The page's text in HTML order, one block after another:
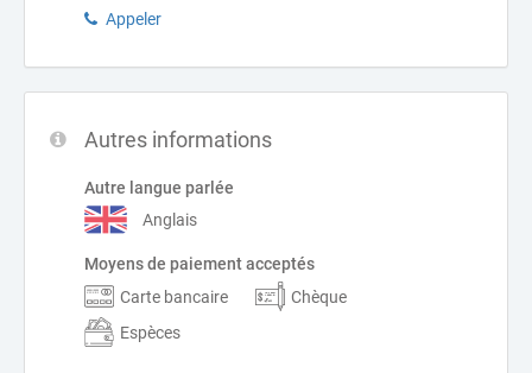
Appeler
Autres informations
Autre langue parlée
Anglais
Moyens de paiement acceptés
Carte bancaire
Chèque
Espèces